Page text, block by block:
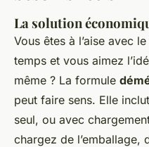
La solution
Vous êtes à l’aise avec
temps et vous aimez
même ? La formule
peut faire sens. Elle
seul, ou avec
chargez de l’emballage,